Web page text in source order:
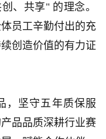
、共享" 的理念。
员工辛勤付出的充
创造价值的有力证
，坚守五年质保服
品品质深耕行业赛